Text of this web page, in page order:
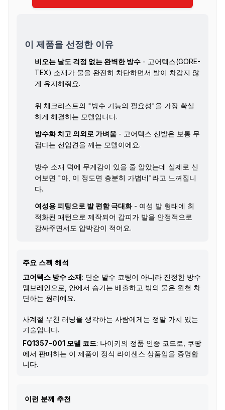
이 제품을 선정한 이유
비오는 날도 걱정 없는 완벽한 방수 - 고어텍스(GORE-
TEX) 소재가 물을 완전히 차단하면서 발이 차갑지 않
게 유지해줘요.
위 체크리스트의 "방수 기능의 필요성"을 가장 확실
하게 해결하는 모델입니다.
방수화 치고 의외로 가벼움 - 고어텍스 신발은 보통 무
겁다는 선입견을 깨는 모델이에요.
방수 소재 덕에 무게감이 있을 줄 알았는데 실제로 신
어보면 "아, 이 정도면 충분히 가볍네"라고 느껴집니
다.
여성용 피팅으로 발 편함 극대화- 여성 발 형태에 최
적화된 패턴으로 제작되어 갑피가 발을 안정적으로
감싸주면서도 압박감이 적어요.
주요 스펙 해석
고어텍스 방수 소재 : 단순 발수 코팅이 아니라 진정한 방수
멤브레인으로, 안에서 습기는 배출하고 밖의 물은 원천 차
단하는 원리예요.
사계절 우천 러닝을 생각하는 사람에게는 정말 가치 있는
기술입니다.
FQ1357-001 모델 코드: 나이키의 정품 인증 코드로, 쿠팡
에서 판매하는 이 제품이 정식 라이센스 상품임을 증명합
니다.
이런 분께 추천